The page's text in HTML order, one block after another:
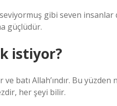
seviyormuş gibi seven insanlar
güçlüdür.
istiyor?
batı Allah’ındır. Bu yüzden
her şeyi bilir.